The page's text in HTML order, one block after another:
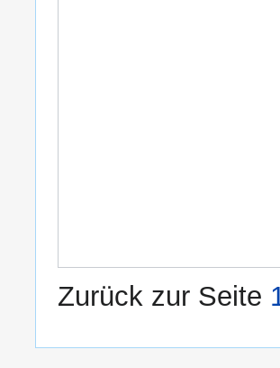
Zurück zur Seite